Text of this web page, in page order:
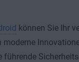
können Sie Ihr